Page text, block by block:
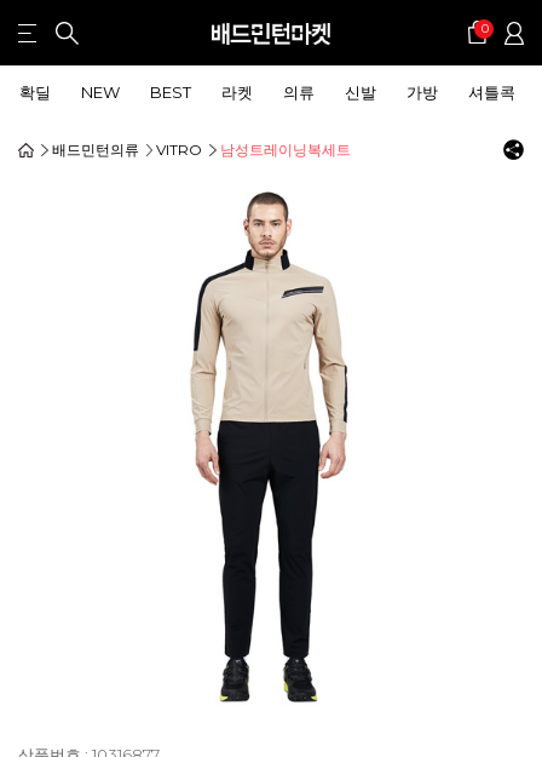
0
확딜 NEW BEST 라켓 의류 신발 가방 셔틀콕
배드민턴의류 VITRO 남성트레이닝복세트